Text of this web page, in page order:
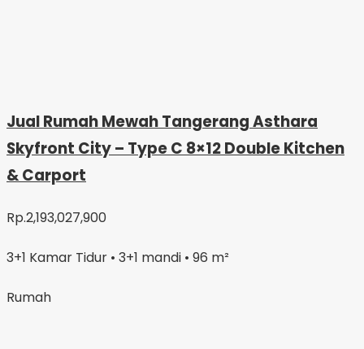
Jual Rumah Mewah Tangerang Asthara
Skyfront City – Type C 8×12 Double Kitchen
& Carport
Rp.2,193,027,900
3+1 Kamar Tidur • 3+1 mandi • 96 m²
Rumah